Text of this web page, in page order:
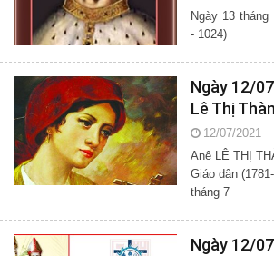
Ngày 13
- 1024)
Ngày 12/
Lê Thị
12/07/2021
Anê LÊ THỊ
Giáo dân
tháng 7
Ngày 12/